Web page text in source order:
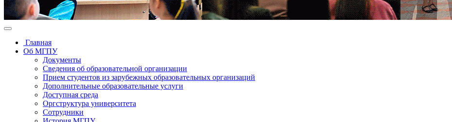
Главная
Об МГПУ
Документы
Сведения об образовательной организации
Прием студентов из зарубежных образовательных организаций
Дополнительные образовательные услуги
Доступная среда
Оргструктура университета
Сотрудники